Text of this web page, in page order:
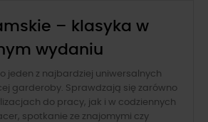
– klasyka w
wydaniu
jeden z najbardziej uniwersalnych
garderoby. Sprawdzają się zarówno
do pracy, jak i w codziennych
spotkanie ze znajomymi czy